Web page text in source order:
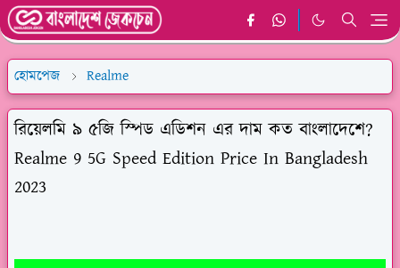
হোমপেজ Realme
রিয়েলমি ৯ ৫জি স্পিড এডিশন এর দাম কত বাংলাদেশে?
Realme 9 5G Speed Edition Price In Bangladesh
2023